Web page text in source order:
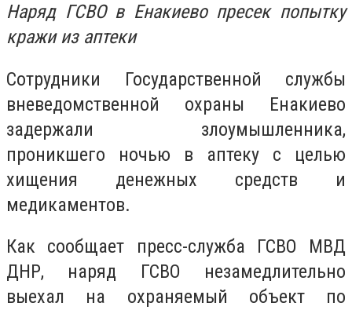
Наряд ГСВО в Енакиево пресек попытку
кражи из аптеки
Сотрудники Государственной службы
вневедомственной охраны Енакиево
задержали злоумышленника,
проникшего ночью в аптеку с целью
хищения денежных средств и
медикаментов.
Как сообщает пресс-служба ГСВО МВД
ДНР, наряд ГСВО незамедлительно
выехал на охраняемый объект по